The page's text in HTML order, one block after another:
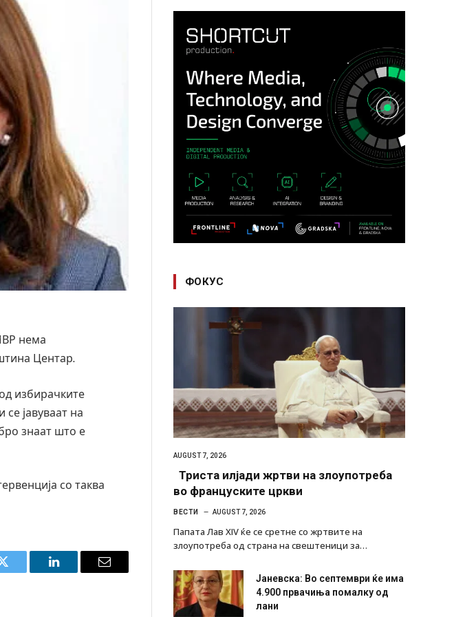
нема
Центар.
избирачките
јавуваат на
знаат што е
со таква
Twitter LinkedIn Email
ФОКУС
AUGUST 7, 2026
Триста илјади жртви на злоупотреба
во француските цркви
ВЕСТИ AUGUST 7, 2026
Папата Лав XIV ќе се сретне со жртвите на
злоупотреба од страна на свештеници за…
Јаневска: Во септември ќе има
4.900 првачиња помалку од
лани